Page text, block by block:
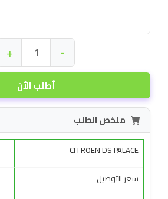
أطلب الأن
-
+
ملخص الطلب
CITROEN DS PALACE
سعر التوصيل